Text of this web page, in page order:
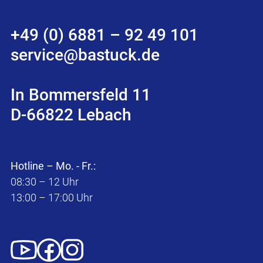
+49 (0) 6881 – 92 49 101
service@bastuck.de
In Bommersfeld 11
D-66822 Lebach
Hotline – Mo. - Fr.:
08:30 – 12 Uhr
13:00 – 17:00 Uhr